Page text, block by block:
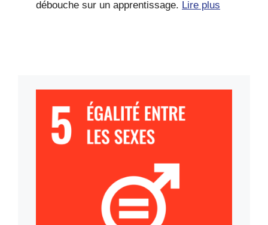
débouche sur un apprentissage. Lire plus